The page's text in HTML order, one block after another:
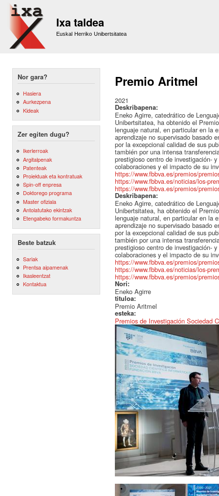
Ixa taldea
Euskal Herriko Unibertsitatea
Nor gara?
Hasiera
Aurkezpena
Kideak
Zer egiten dugu?
Ikerlerroak
Argitalpenak
Patenteak
Proiektuak eta kontratuak
Spin-off enpresa
Doktorego programa
Master ofiziala
Antolatutako ekintzak
Etengabeko formakuntza
Beste batzuk
Sariak
Prentsa aipamenak
Ikasleentzat
Kontaktua
Premio Aritmel
2021
Deskribapena:
Eneko Agirre, catedrático de
Unibertsitatea, ha obtenido el
lenguaje natural, en particular en la
aprendizaje no supervisado basado
por la excepcional calidad de sus
también por una intensa
prestigioso centro de investigación-
colaboraciones y el impacto de su
https://www.fbbva.es/premios/
https://www.fbbva.es/noticias/los-
https://www.fbbva.es/premios/
Deskribapena:
Eneko Agirre, catedrático de
Unibertsitatea, ha obtenido el
lenguaje natural, en particular en la
aprendizaje no supervisado basado
por la excepcional calidad de sus
también por una intensa
prestigioso centro de investigación-
colaboraciones y el impacto de su
https://www.fbbva.es/premios/
https://www.fbbva.es/noticias/los-
https://www.fbbva.es/premios/
Nori:
Eneko Agirre
tituloa:
Premio Aritmel
esteka:
Premios de Investigación Sociedad